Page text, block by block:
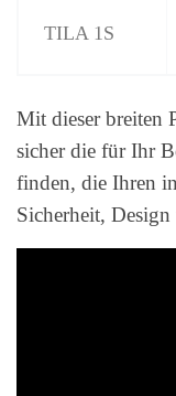
TILA 1S
Mit dieser breiten
sicher die für Ihr
finden, die Ihren
Sicherheit,